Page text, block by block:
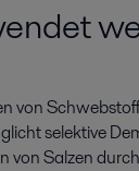
von
selektive
von Salzen